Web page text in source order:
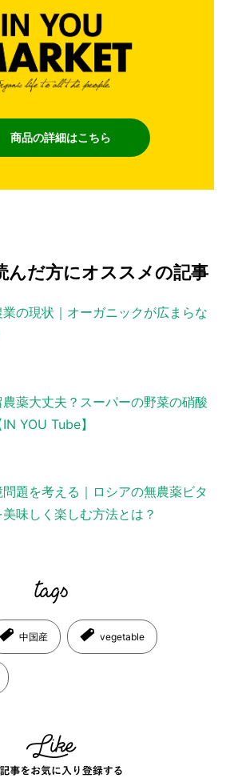
商品の詳細はこちら
んだ方にオススメの記事
の現状｜オーガニックが広まらな
農薬大丈夫？スーパーの野菜の硝酸
YOU Tube】
題を考える｜ロシアの無農薬ビタ
味しく楽しむ方法とは？
中国産 vegetable